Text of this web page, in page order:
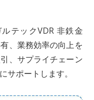
テックVDR 非鉄金
、業務効率の向上を
、サプライチェーン
サポートします。